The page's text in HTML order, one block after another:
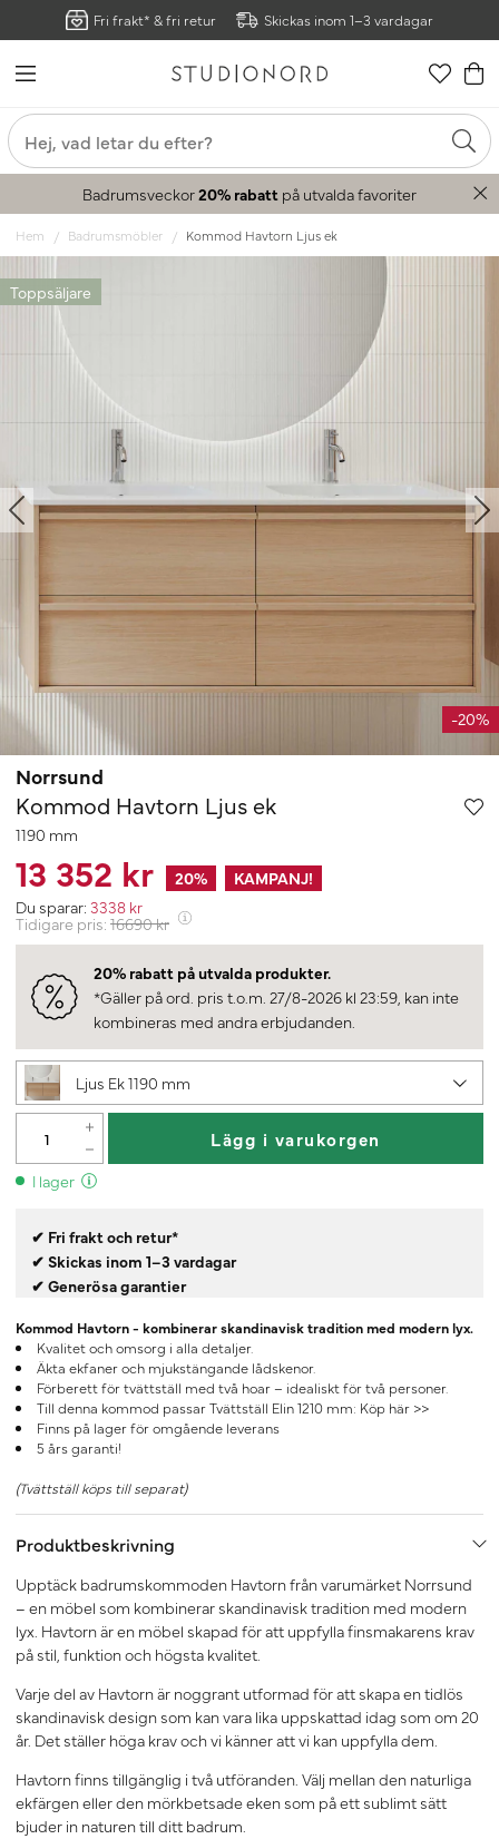
Fri frakt* & fri retur Skickas inom 1–3 vardagar
Badrumsveckor20% rabatt på utvalda favoriter
Hem Badrumsmöbler Kommod Havtorn Ljus ek
Toppsäljare
-20%
Norrsund
Kommod Havtorn Ljus ek
1190 mm
13 352 kr 20%
KAMPANJ!
Du sparar: 3338 kr
Tidigare pris: 16690kr
20% rabatt på utvalda produkter.
*Gäller på ord. pris t.o.m. 27/8-2026 kl 23:59, kan inte
kombineras med andra erbjudanden.
Ljus Ek 1190 mm
Lägg i varukorgen
I lager
✔ Fri frakt och retur*
✔ Skickas inom 1–3 vardagar
✔ Generösa garantier
Kommod Havtorn - kombinerar skandinavisk tradition med modern lyx.
Kvalitet och omsorg i alla detaljer.
Äkta ekfaner och mjukstängande lådskenor.
Förberett för tvättställ med två hoar – idealiskt för två personer.
Till denna kommod passar Tvättställ Elin 1210 mm: Köp här >>
Finns på lager för omgående leverans
5 års garanti!
(Tvättställ köps till separat)
Produktbeskrivning
Upptäck badrumskommoden Havtorn från varumärket Norrsund
– en möbel som kombinerar skandinavisk tradition med modern
lyx. Havtorn är en möbel skapad för att uppfylla finsmakarens krav
på stil, funktion och högsta kvalitet.
Varje del av Havtorn är noggrant utformad för att skapa en tidlös
skandinavisk design som kan vara lika uppskattad idag som om 20
år. Det ställer höga krav och vi känner att vi kan uppfylla dem.
Havtorn finns tillgänglig i två utföranden. Välj mellan den naturliga
ekfärgen eller den mörkbetsade eken som på ett sublimt sätt
bjuder in naturen till ditt badrum.